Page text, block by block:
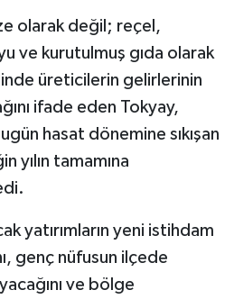
olarak değil; reçel,
ve kurutulmuş gıda olarak
üreticilerin gelirlerinin
ifade eden Tokyay,
hasat dönemine sıkışan
yılın tamamına
yatırımların yeni istihdam
genç nüfusun ilçede
ve bölge